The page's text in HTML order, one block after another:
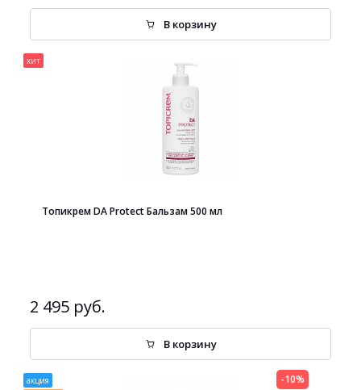
В корзину
хит
Топикрем DA Protect Бальзам 500 мл
2 495 руб.
В корзину
акция
-10%